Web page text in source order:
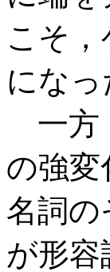
こそ
になっ
一方
の強
名詞の
が形